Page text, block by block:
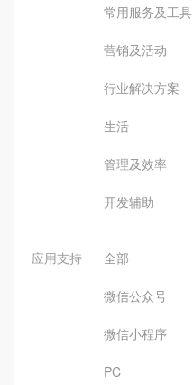
常用服务及工具
营销及活动
行业解决方案
生活
管理及效率
开发辅助
应用支持 全部
微信公众号
微信小程序
PC